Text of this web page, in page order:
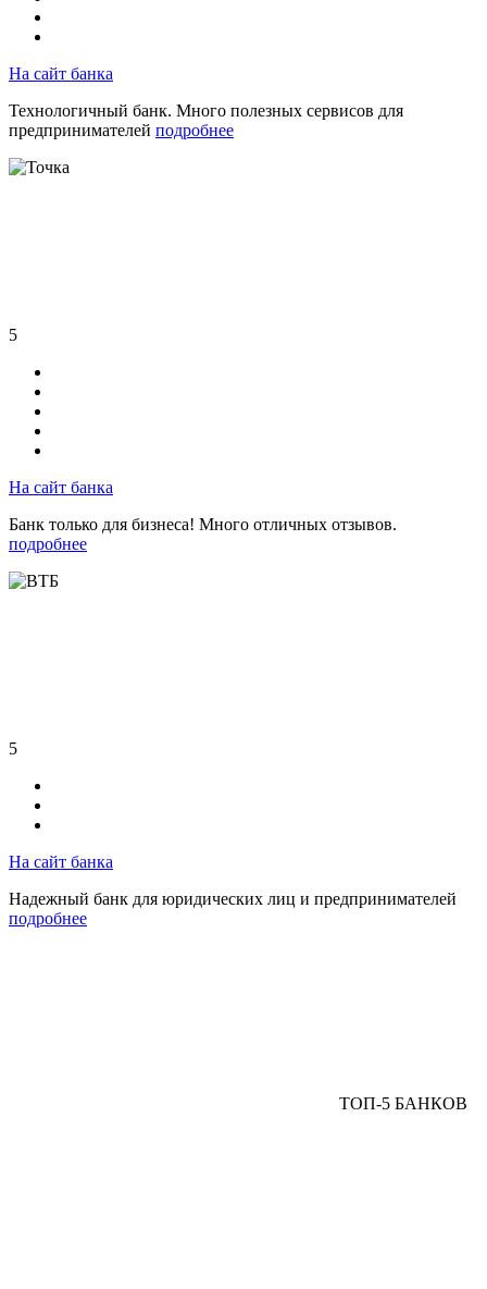
На сайт банка
Технологичный банк. Много полезных сервисов для
предпринимателей подробнее
5
На сайт банка
Банк только для бизнеса! Много отличных отзывов.
подробнее
5
На сайт банка
Надежный банк для юридических лиц и предпринимателей
подробнее
ТОП-5 БАНКОВ